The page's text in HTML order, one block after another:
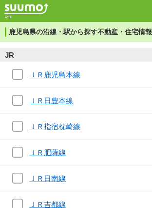
鹿児島県の沿線・駅から探す不動産・住宅情報
JR
ＪＲ鹿児島本線
ＪＲ日豊本線
ＪＲ指宿枕崎線
ＪＲ肥薩線
ＪＲ日南線
ＪＲ吉都線